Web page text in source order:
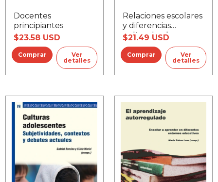
Docentes
principiantes
$23.58 USD
Ver
detalles
Relaciones escolares
y diferencias
culturales: la
educación en
perspectiva
intercultural
$21.49 USD
Ver
detalles